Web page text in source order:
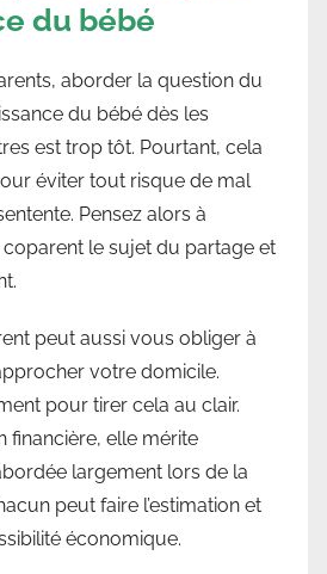
du bébé
aborder la question du
du bébé dès les
est trop tôt. Pourtant, cela
éviter tout risque de mal
Pensez alors à
le sujet du partage et
peut aussi vous obliger à
votre domicile.
pour tirer cela au clair.
financière, elle mérite
largement lors de la
peut faire l’estimation et
économique.